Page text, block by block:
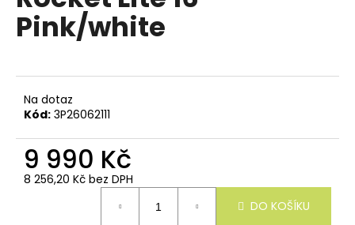
0,0
Pink/white
Na dotaz
Kód: 3P26062111
9 990 Kč
8 256,20 Kč bez DPH
DO KOŠÍKU
n
a
t
?
HLEDAT